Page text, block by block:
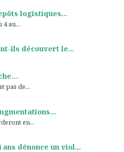
logistiques...
au...
ils découvert le...
pas de...
en...
dénonce un viol...